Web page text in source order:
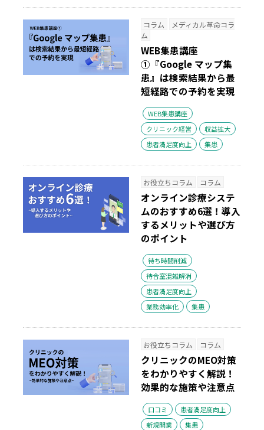
コラム
メディカル革命コラ
ム
WEB集患講座
①『Google マップ集
患』は検索結果から最
短経路での予約を実現
WEB集患講座
クリニック経営
収益拡大
患者満足度向上
集患
お役立ちコラム コラム
オンライン診療システ
ムのおすすめ6選！導入
するメリットや選び方
のポイント
待ち時間削減
待合室混雑解消
患者満足度向上
業務効率化
集患
お役立ちコラム コラム
クリニックのMEO対策
をわかりやすく解説！
効果的な施策や注意点
口コミ
患者満足度向上
新規開業
集患